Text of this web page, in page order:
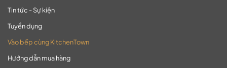
Tin tức - Sự kiện
Tuyển dụng
Vào bếp cùng KitchenTown
Hướng dẫn mua hàng